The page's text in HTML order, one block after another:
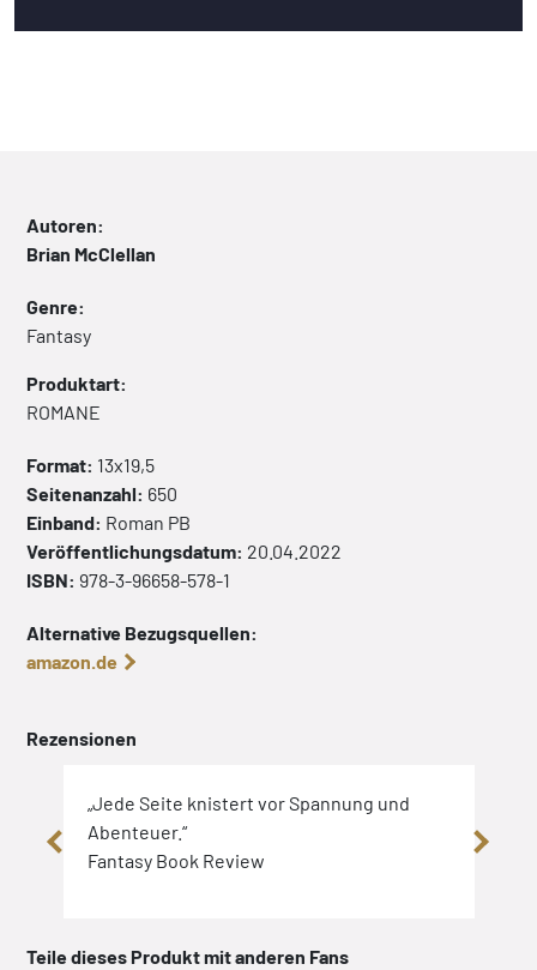
Autoren:
Brian McClellan
Genre:
Fantasy
Produktart:
ROMANE
Format: 13x19,5
Seitenanzahl: 650
Einband: Roman PB
Veröffentlichungsdatum: 20.04.2022
ISBN: 978-3-96658-578-1
Alternative Bezugsquellen:
amazon.de
Rezensionen
„Jede Seite knistert vor Spannung und
Abenteuer.“
Fantasy Book Review
Teile dieses Produkt mit anderen Fans